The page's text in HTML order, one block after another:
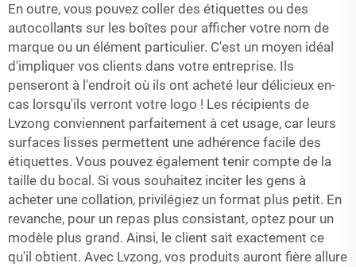
En outre, vous pouvez coller des étiquettes ou des
autocollants sur les boîtes pour afficher votre nom de
marque ou un élément particulier. C'est un moyen idéal
d'impliquer vos clients dans votre entreprise. Ils
penseront à l'endroit où ils ont acheté leur délicieux en-
cas lorsqu'ils verront votre logo ! Les récipients de
Lvzong conviennent parfaitement à cet usage, car leurs
surfaces lisses permettent une adhérence facile des
étiquettes. Vous pouvez également tenir compte de la
taille du bocal. Si vous souhaitez inciter les gens à
acheter une collation, privilégiez un format plus petit. En
revanche, pour un repas plus consistant, optez pour un
modèle plus grand. Ainsi, le client sait exactement ce
qu'il obtient. Avec Lvzong, vos produits auront fière allure